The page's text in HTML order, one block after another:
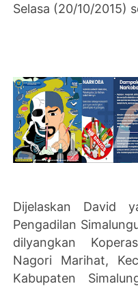
Selasa (20/10/2015)
Dijelaskan David
Pengadilan
dilyangkan
Nagori Marihat,
Kabupaten